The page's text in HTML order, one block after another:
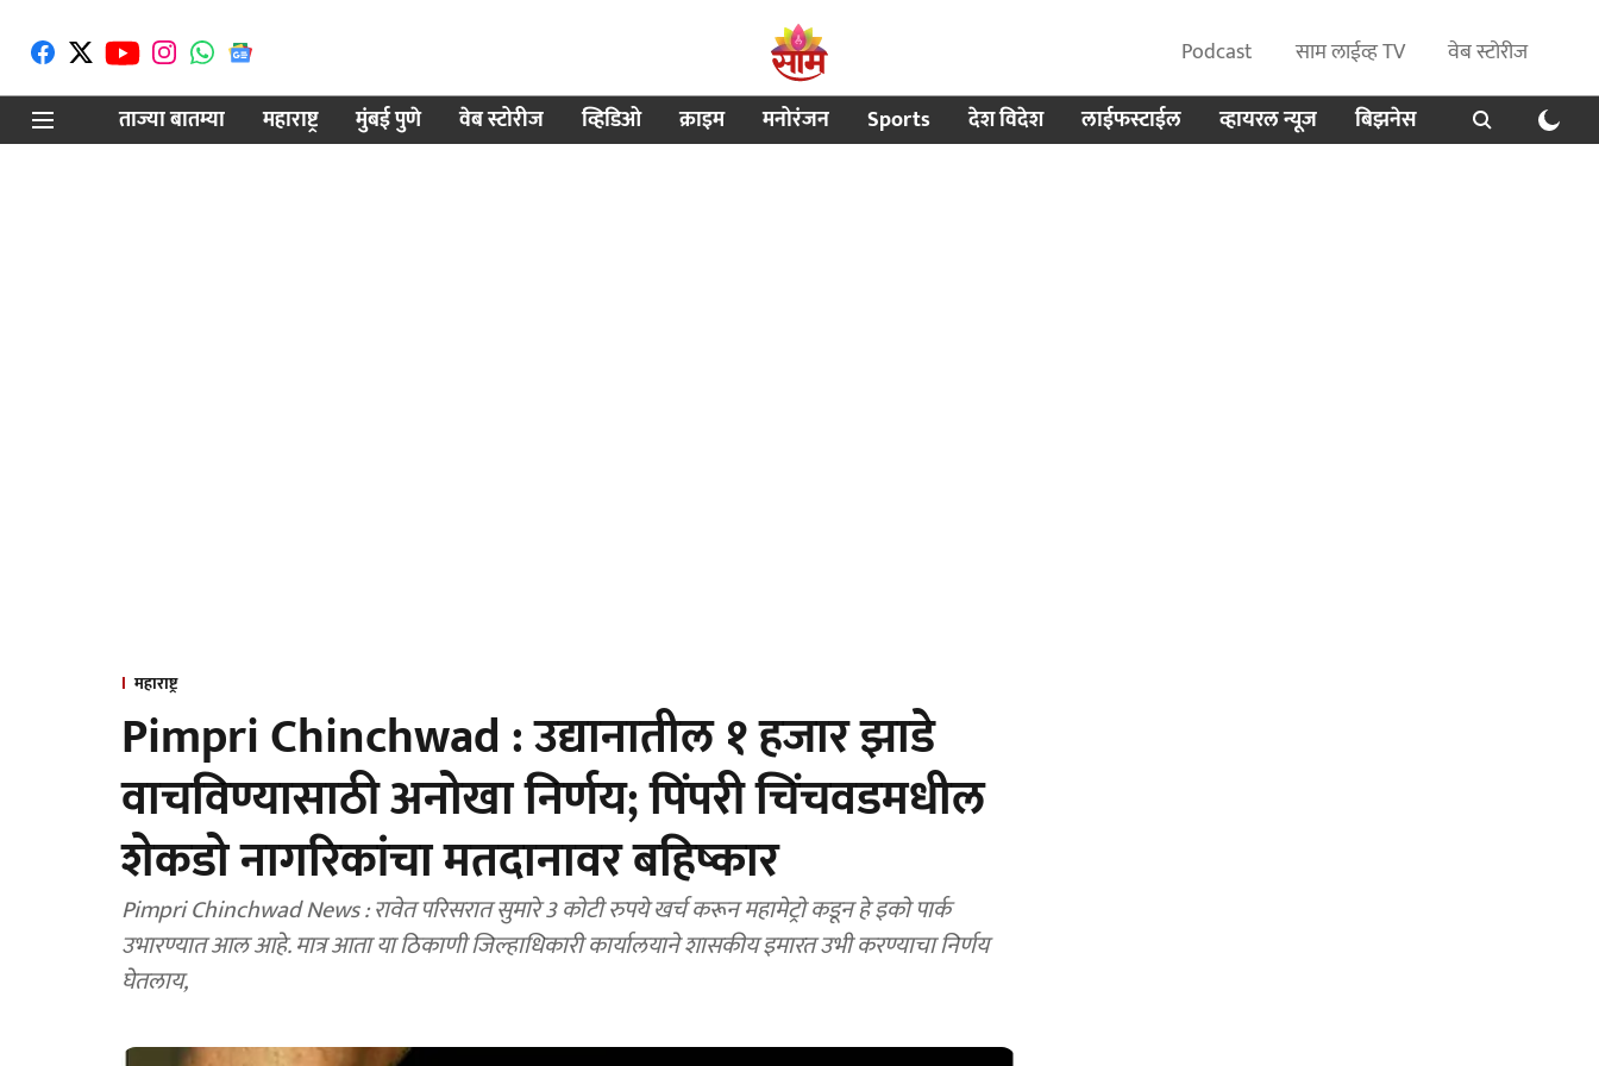
Podcast साम लाईव्ह TV
वेब स्टोरीज
ताज्या बातम्या
महाराष्ट्र मुंबई पुणे वेब स्टोरीज व्हिडिओ क्राइम मनोरंजन Sports देश विदेश लाईफस्टाईल व्हायरल न्यूज बिझनेस
महाराष्ट्र
Pimpri Chinchwad : उद्यानातील १ हजार झाडे
वाचविण्यासाठी अनोखा निर्णय; पिंपरी चिंचवडमधील
शेकडो नागरिकांचा मतदानावर बहिष्कार
Pimpri Chinchwad News : रावेत परिसरात सुमारे 3 कोटी रुपये खर्च करून महामेट्रो कडून हे इको पार्क
उभारण्यात आल आहे. मात्र आता या ठिकाणी जिल्हाधिकारी कार्यालयाने शासकीय इमारत उभी करण्याचा निर्णय
घेतलाय,